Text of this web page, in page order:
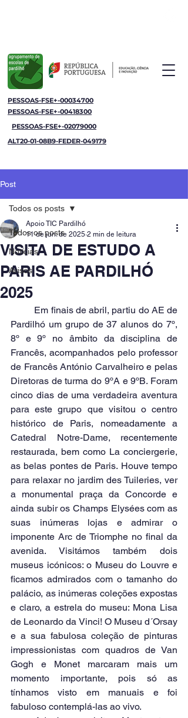
PESSOAS-FSE+-00034700
PESSOAS-FSE+-00418300
PESSOAS-FSE+-02079000
ALT20-01-08B9-FEDER-049179
Post
Todos os posts
Notícias
Avisos
Todos os posts
VISITA DE ESTUDO A
PARIS AE PARDILHÓ
2025
Apoio TIC Pardilhó
11 de jun. de 2025 2 min de leitura
Pardilhó um grupo de 37 alunos do 7º,
8º e 9º no âmbito da disciplina de
Francês, acompanhados pelo professor
de Francês António Carvalheiro e pelas
Diretoras de turma do 9ºA e 9ºB. Foram
cinco dias de uma verdadeira aventura
para este grupo que visitou o centro
histórico de Paris, nomeadamente a
Catedral Notre-Dame, recentemente
restaurada, bem como La conciergerie,
as belas pontes de Paris. Houve tempo
para relaxar no jardim des Tuileries, ver
a monumental praça da Concorde e
ainda subir os Champs Elysées com as
suas inúmeras lojas e admirar o
imponente Arc de Triomphe no final da
avenida. Visitámos também dois
museus icónicos: o Museu do Louvre e
ficamos admirados com o tamanho do
palácio, as inúmeras coleções expostas
e claro, a estrela do museu: Mona Lisa
de Leonardo da Vinci! O Museu d´Orsay
e a sua fabulosa coleção de pinturas
impressionistas com quadros de Van
Gogh e Monet marcaram mais um
momento importante, pois só as
tínhamos visto em manuais e foi
fabuloso contemplá-las ao vivo.